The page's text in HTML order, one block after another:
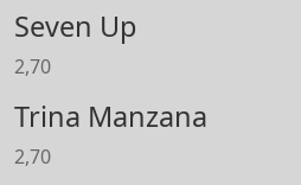
Seven Up
2,70
Trina Manzana
2,70